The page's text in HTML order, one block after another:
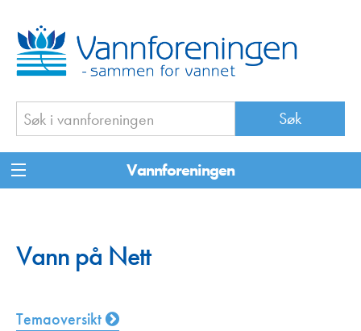
Vannforeningen
Vann på Nett
Temaoversikt